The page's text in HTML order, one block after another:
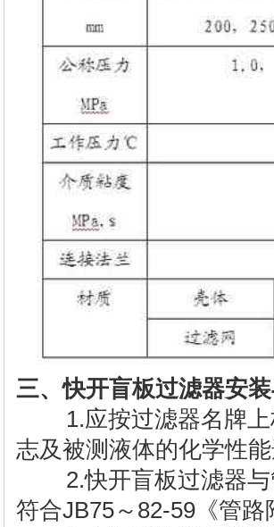
三、快开盲板过滤器安
1.应按过滤器名牌上
志及被测液体的化学性能
2.快开盲板过滤器与
符合JB75～82-59《管